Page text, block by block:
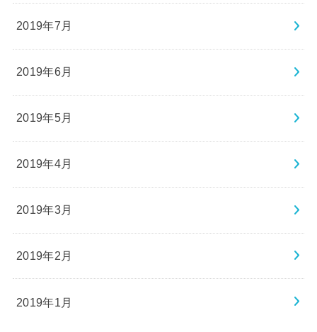
2019年7月
2019年6月
2019年5月
2019年4月
2019年3月
2019年2月
2019年1月